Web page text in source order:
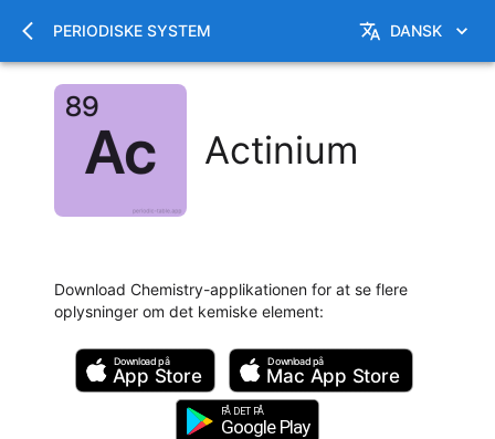
PERIODISKE SYSTEM DANSK
Actinium
Download Chemistry-applikationen for at se flere
oplysninger om det kemiske element:
Download på
App Store
Download på
Mac App Store
FÅ DET PÅ
Google Play